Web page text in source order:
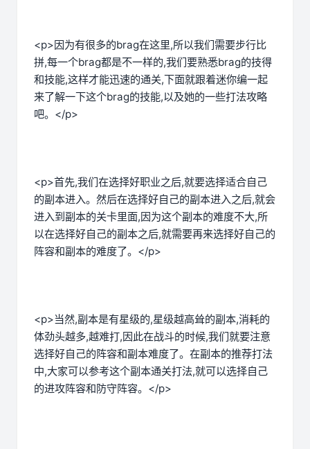
<p>因为有很多的brag在这里,所以我们需要步行比
拼,每一个brag都是不一样的,我们要熟悉brag的技得
和技能,这样才能迅速的通关,下面就跟着迷你编一起
来了解一下这个brag的技能,以及她的一些打法攻略
吧。</p>
<p>首先,我们在选择好职业之后,就要选择适合自己
的副本进入。然后在选择好自己的副本进入之后,就会
进入到副本的关卡里面,因为这个副本的难度不大,所
以在选择好自己的副本之后,就需要再来选择好自己的
阵容和副本的难度了。</p>
<p>当然,副本是有星级的,星级越高耸的副本,消耗的
体劲头越多,越难打,因此在战斗的时候,我们就要注意
选择好自己的阵容和副本难度了。在副本的推荐打法
中,大家可以参考这个副本通关打法,就可以选择自己
的进攻阵容和防守阵容。</p>